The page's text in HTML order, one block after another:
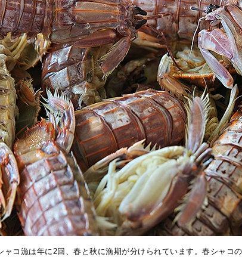
ャコ漁は年に2回、春と秋に漁期が分けられています。春シャコ